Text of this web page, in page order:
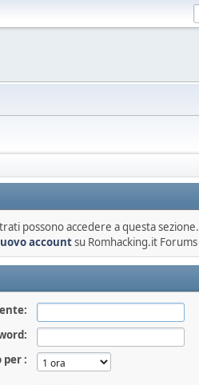
possono accedere a questa sezione.
accountsu Romhacking.it Forums
per :